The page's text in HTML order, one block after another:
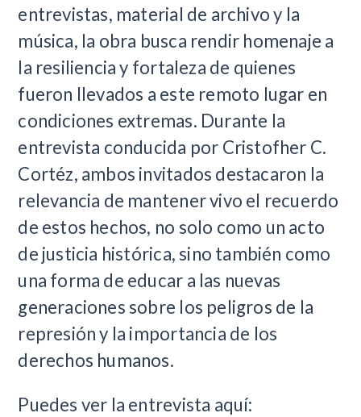
entrevistas, material de archivo y la
música, la obra busca rendir homenaje a
la resiliencia y fortaleza de quienes
fueron llevados a este remoto lugar en
condiciones extremas. Durante la
entrevista conducida por Cristofher C.
Cortéz, ambos invitados destacaron la
relevancia de mantener vivo el recuerdo
de estos hechos, no solo como un acto
de justicia histórica, sino también como
una forma de educar a las nuevas
generaciones sobre los peligros de la
represión y la importancia de los
derechos humanos.
Puedes ver la entrevista aquí: